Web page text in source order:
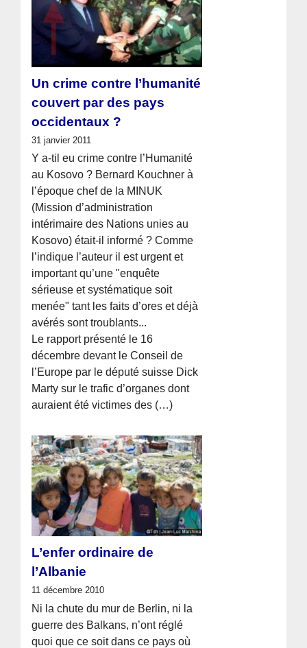
Un crime contre l’humanité
couvert par des pays
occidentaux ?
31 janvier 2011
Y a-til eu crime contre l’Humanité
au Kosovo ? Bernard Kouchner à
l’époque chef de la MINUK
(Mission d’administration
intérimaire des Nations unies au
Kosovo) était-il informé ? Comme
l’indique l’auteur il est urgent et
important qu’une "enquête
sérieuse et systématique soit
menée" tant les faits d’ores et déjà
avérés sont troublants...
Le rapport présenté le 16
décembre devant le Conseil de
l’Europe par le député suisse Dick
Marty sur le trafic d’organes dont
auraient été victimes des (…)
L’enfer ordinaire de
l’Albanie
11 décembre 2010
Ni la chute du mur de Berlin, ni la
guerre des Balkans, n’ont réglé
quoi que ce soit dans ce pays où